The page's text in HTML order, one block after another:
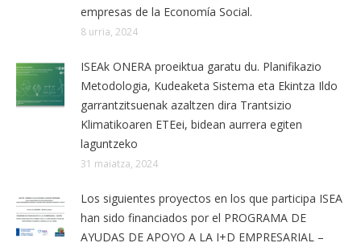
empresas de la Economía Social.
8 urria, 2024
ISEAk ONERA proeiktua garatu du. Planifikazio
Metodologia, Kudeaketa Sistema eta Ekintza Ildo
garrantzitsuenak azaltzen dira Trantsizio
Klimatikoaren ETEei, bidean aurrera egiten
laguntzeko
31 maiatza, 2024
Los siguientes proyectos en los que participa ISEA
han sido financiados por el PROGRAMA DE
AYUDAS DE APOYO A LA I+D EMPRESARIAL –